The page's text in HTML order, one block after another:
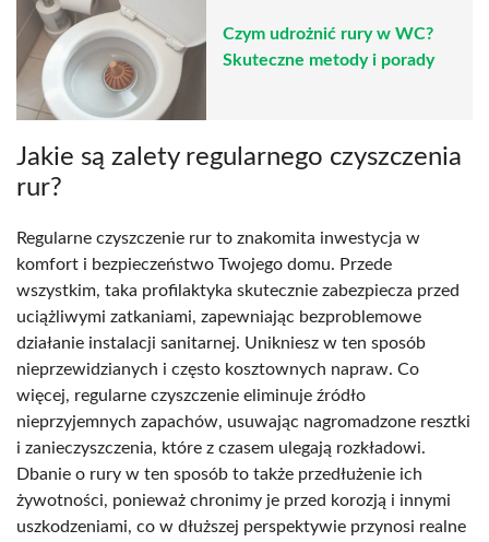
Czym udrożnić rury w WC?
Skuteczne metody i porady
Jakie są zalety regularnego czyszczenia
rur?
Regularne czyszczenie rur to znakomita inwestycja w
komfort i bezpieczeństwo Twojego domu. Przede
wszystkim, taka profilaktyka skutecznie zabezpiecza przed
uciążliwymi zatkaniami, zapewniając bezproblemowe
działanie instalacji sanitarnej. Unikniesz w ten sposób
nieprzewidzianych i często kosztownych napraw. Co
więcej, regularne czyszczenie eliminuje źródło
nieprzyjemnych zapachów, usuwając nagromadzone resztki
i zanieczyszczenia, które z czasem ulegają rozkładowi.
Dbanie o rury w ten sposób to także przedłużenie ich
żywotności, ponieważ chronimy je przed korozją i innymi
uszkodzeniami, co w dłuższej perspektywie przynosi realne